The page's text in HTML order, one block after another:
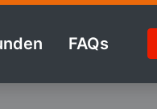
FAQs